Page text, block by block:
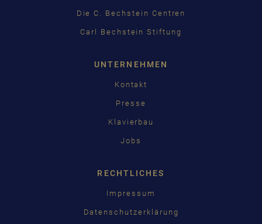
Die C. Bechstein Centren
Carl Bechstein Stiftung
UNTERNEHMEN
Kontakt
Presse
Klavierbau
Jobs
RECHTLICHES
Impressum
Datenschutzerklärung